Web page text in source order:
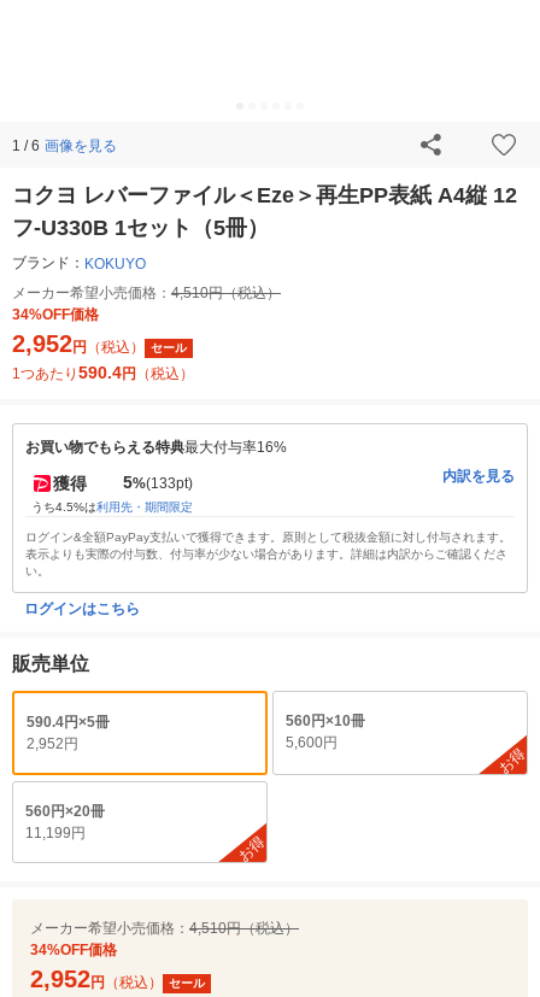
1 / 6 画像を見る
コクヨ レバーファイル＜Eze＞再生PP表紙 A4縦 12
フ-U330B 1セット（5冊）
ブランド： KOKUYO
メーカー希望小売価格： 4,510円（税込）
34%OFF価格
2,952円 （税込） セール
1つあたり 590.4円 （税込）
お買い物でもらえる特典最大付与率16%
獲得 5%(133pt)
うち4.5%は利用先・期間限定
内訳を見る
ログイン&全額PayPay支払いで獲得できます。原則として税抜金額に対し付与されます。
表示よりも実際の付与数、付与率が少ない場合があります。詳細は内訳からご確認くださ
い。
ログインはこちら
販売単位
590.4円×5冊
2,952円
560円×10冊
5,600円
お得
560円×20冊
11,199円
お得
メーカー希望小売価格： 4,510円（税込）
34%OFF価格
2,952円 （税込） セール